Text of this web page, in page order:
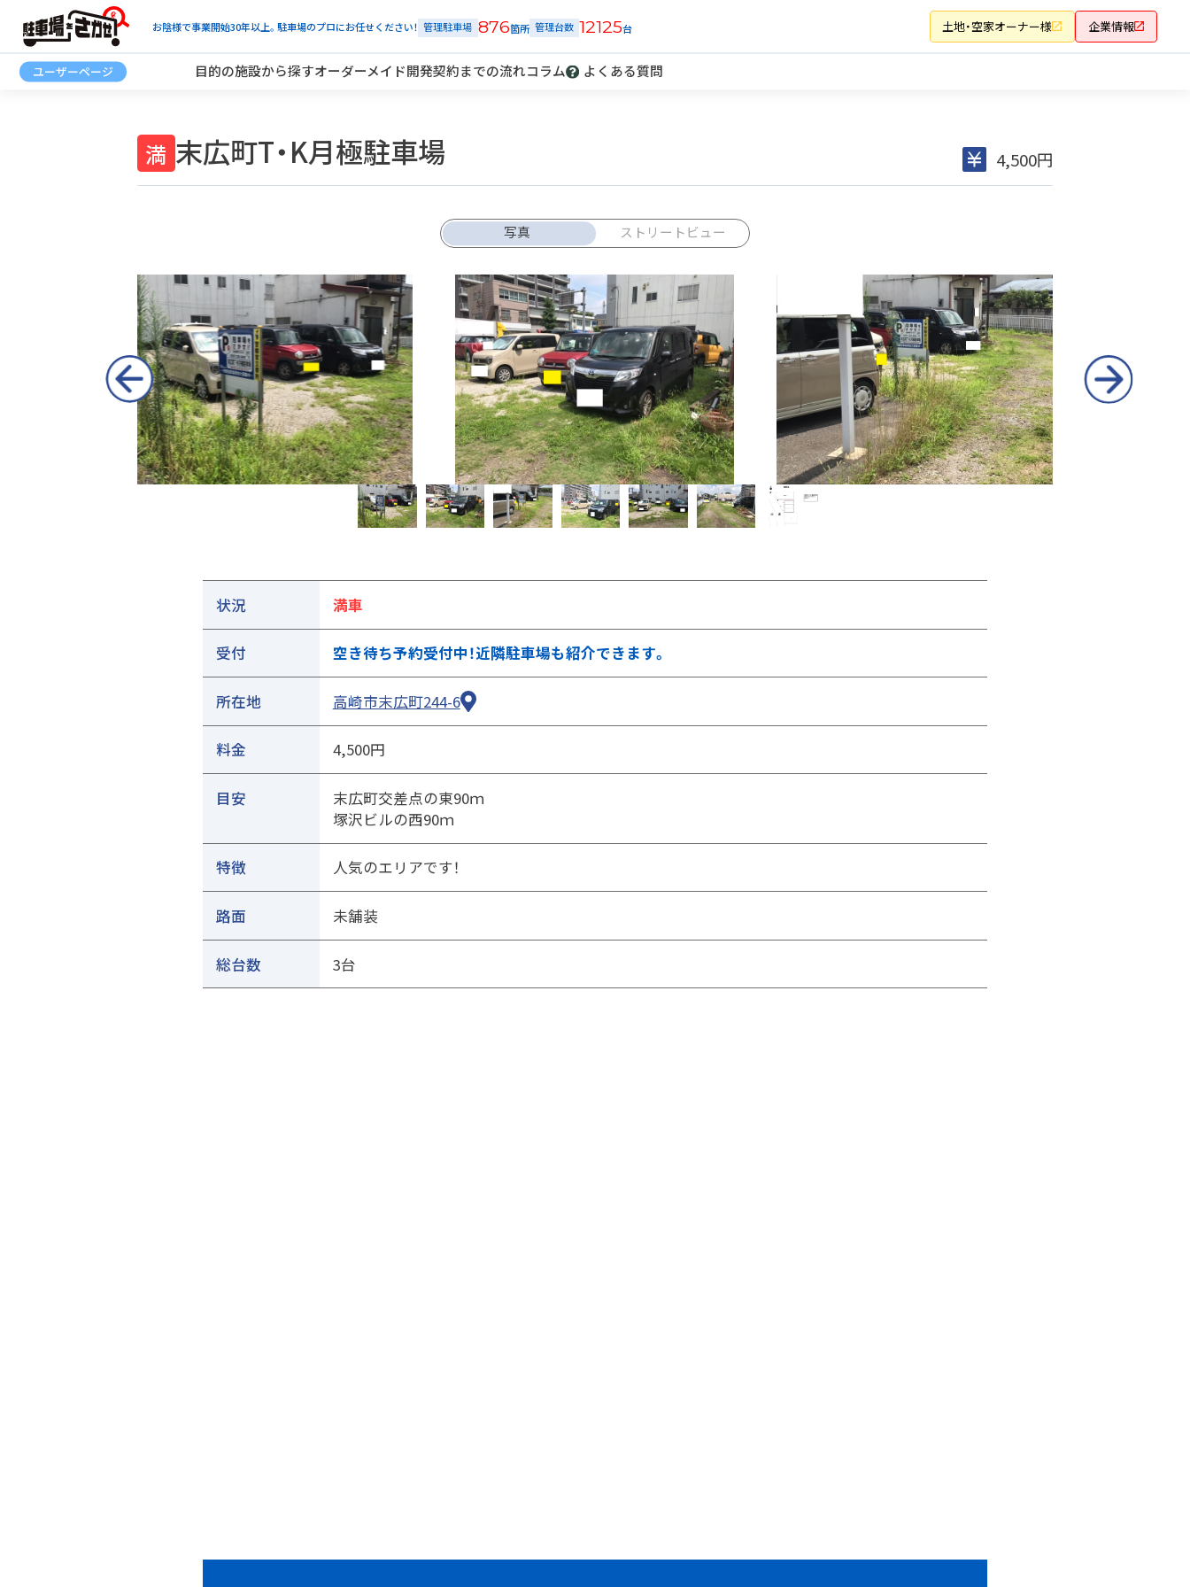
目的の施設から探すオーダーメイド開発契約までの流れコラム よくある質問
お陰様で事業開始30年以上。駐車場のプロにお任せください！ 管理駐車場 876 管理台数 12125 土地・空家オーナー様 企業情報
末広町T・K月極駐車場 4,500円
写真 ストリートビュー
状況 満車
受付 空き待ち予約受付中！近隣駐車場も紹介できます。
所在地 高崎市末広町244-6
料金 4,500円
目安
末広町交差点の東90ｍ
塚沢ビルの西90ｍ
特徴 人気のエリアです！
路面 未舗装
総台数 3台
解約 車庫証明発行 トラブル報告
ご契約中の駐車場ページのボタン
①ご契約中の駐車場の詳細ページを開きます ②ページ中ほどの各種ボタンを押します ③専用フォームに必要事項を入力し、送信